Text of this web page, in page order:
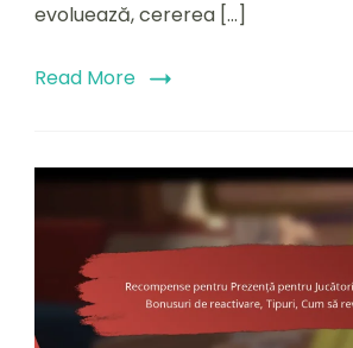
evoluează, cererea […]
Read More